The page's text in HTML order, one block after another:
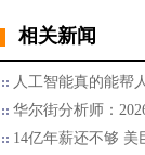
相关新闻
人工智能真的能帮
华尔街分析师：
14亿年薪还不够 美